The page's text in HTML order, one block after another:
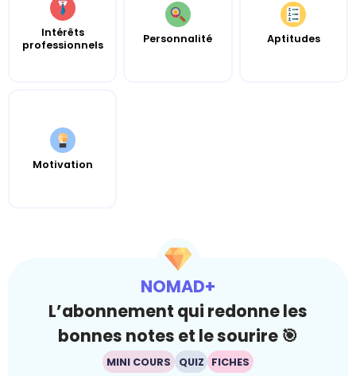
Intérêts
professionnels
Personnalité Aptitudes
Motivation
NOMAD+
L’abonnement qui redonne les
bonnes notes et le sourire 🎯
MINI COURS QUIZ FICHES